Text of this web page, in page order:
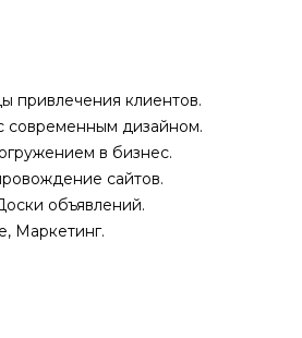
привлечения клиентов.
современным дизайном.
в бизнес.
сайтов.
объявлений.
Маркетинг.